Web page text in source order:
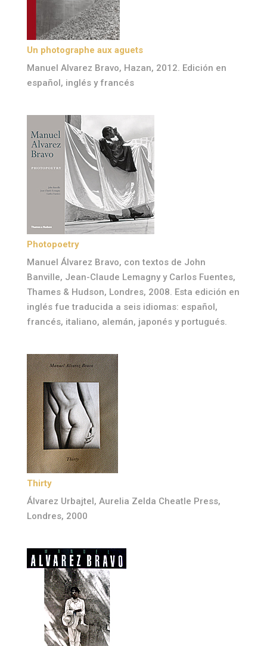
Un photographe aux aguets
Manuel Alvarez Bravo, Hazan, 2012. Edición en
español, inglés y francés
Photopoetry
Manuel Álvarez Bravo, con textos de John
Banville, Jean-Claude Lemagny y Carlos Fuentes,
Thames & Hudson, Londres, 2008. Esta edición en
inglés fue traducida a seis idiomas: español,
francés, italiano, alemán, japonés y portugués.
Thirty
Álvarez Urbajtel, Aurelia Zelda Cheatle Press,
Londres, 2000